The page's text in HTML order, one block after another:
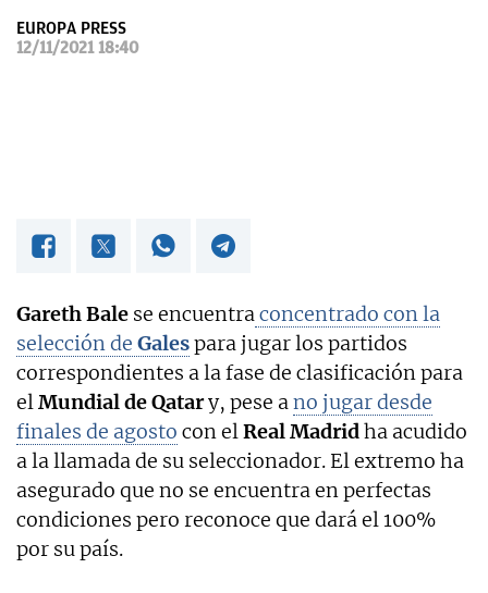
EUROPA PRESS
12/11/2021 18:40
Gareth Bale se encuentraconcentrado con la
selección de Galespara jugar los partidos
correspondientes a la fase de clasificación para
elMundial de Qatary, pese ano jugar desde
finales de agosto con elReal Madridha acudido
a la llamada de su seleccionador. El extremo ha
asegurado que no se encuentra en perfectas
condiciones pero reconoce que dará el 100%
por su país.